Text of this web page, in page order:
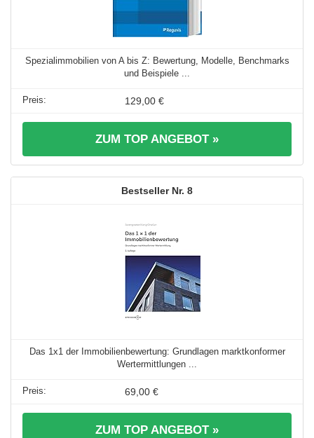
Spezialimmobilien von A bis Z: Bewertung, Modelle, Benchmarks
und Beispiele ...
129,00 €
ZUM TOP ANGEBOT »
8
Das 1x1 der Immobilienbewertung: Grundlagen marktkonformer
Wertermittlungen ...
69,00 €
ZUM TOP ANGEBOT »